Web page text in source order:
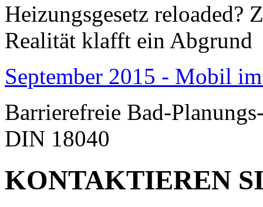
Heizungsgesetz reloaded?
Realität klafft ein Abgrund
September 2015 - Mobil
Barrierefreie Bad-
DIN 18040
KONTAKTIEREN